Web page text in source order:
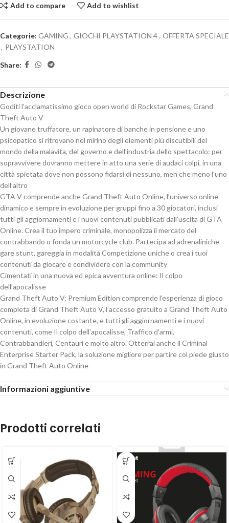
Add to compare Add to wishlist
Categorie: GAMING, GIOCHI PLAYSTATION 4, OFFERTA SPECIALE
, PLAYSTATION
Share:
Descrizione
Goditi l’acclamatissimo gioco open world di Rockstar Games, Grand
Theft Auto V
Un giovane truffatore, un rapinatore di banche in pensione e uno
psicopatico si ritrovano nel mirino degli elementi più discutibili del
mondo della malavita, del governo e dell’industria dello spettacolo: per
sopravvivere dovranno mettere in atto una serie di audaci colpi, in una
città spietata dove non possono fidarsi di nessuno, men che meno l’uno
dell’altro
GTA V comprende anche Grand Theft Auto Online, l’universo online
dinamico e sempre in evoluzione per gruppi fino a 30 giocatori, inclusi
tutti gli aggiornamenti e i nuovi contenuti pubblicati dall’uscita di GTA
Online. Crea il tuo impero criminale, monopolizza il mercato del
contrabbando o fonda un motorcycle club. Partecipa ad adrenaliniche
gare stunt, gareggia in modalità Competizione uniche o crea i tuoi
contenuti da giocare e condividere con la community
Cimentati in una nuova ed epica avventura online: Il colpo
dell’apocalisse
Grand Theft Auto V: Premium Edition comprende l’esperienza di gioco
completa di Grand Theft Auto V, l’accesso gratuito a Grand Theft Auto
Online, in evoluzione costante, e tutti gli aggiornamenti e i nuovi
contenuti, come Il colpo dell’apocalisse, Traffico d’armi,
Contrabbandieri, Centauri e molto altro. Otterrai anche il Criminal
Enterprise Starter Pack, la soluzione migliore per partire col piede giusto
in Grand Theft Auto Online
Informazioni aggiuntive
Prodotti correlati